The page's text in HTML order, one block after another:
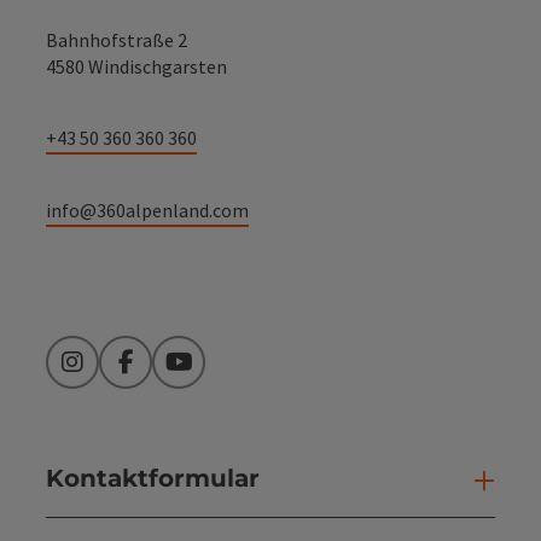
Bahnhofstraße 2
4580 Windischgarsten
+43 50 360 360 360
info@360alpenland.com
InstagramFacebookYouTube
Kontaktformular